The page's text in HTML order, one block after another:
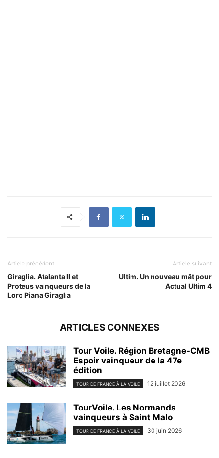
Article précédent
Giraglia. Atalanta II et
Proteus vainqueurs de la
Loro Piana Giraglia
Article suivant
Ultim. Un nouveau mât pour
Actual Ultim 4
ARTICLES CONNEXES
Tour Voile. Région Bretagne-CMB
Espoir vainqueur de la 47e
édition
TOUR DE FRANCE À LA VOILE 12 juillet 2026
TourVoile. Les Normands
vainqueurs à Saint Malo
TOUR DE FRANCE À LA VOILE 30 juin 2026